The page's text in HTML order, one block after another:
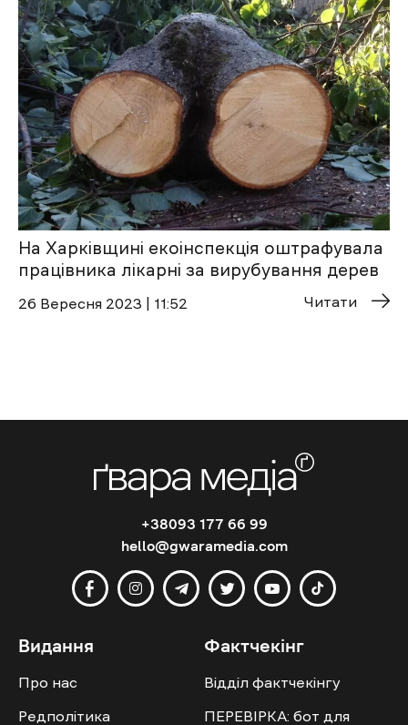
На Харківщині екоінспекція оштрафувала
працівника лікарні за вирубування дерев
26 Вересня 2023 | 11:52 Читати
+38093 177 66 99
hello@gwaramedia.com
Видання
Про нас
Редполітика
Фактчекінг
Відділ фактчекінгу
ПЕРЕВІРКА: бот для